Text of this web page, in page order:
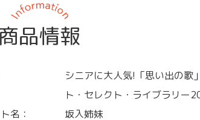
商品情報
シニアに大人気!「思い出の歌
ト・セレクト・ライブラリー
名：
坂入姉妹